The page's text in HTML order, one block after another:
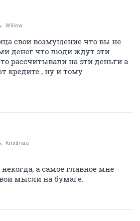
Willow
свои возмущение что вы не
денег что люди ждут эти
рассчитывали на эти деньги а
кредите , ну и тому
Kristinaa
а самое главное мне
мысли на бумаге.